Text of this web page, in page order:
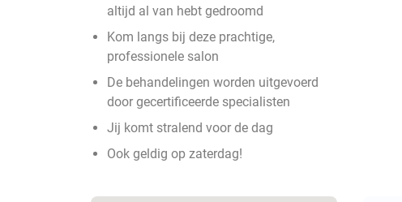
altijd al van hebt gedroomd
Kom langs bij deze prachtige,
professionele salon
De behandelingen worden uitgevoerd
door gecertificeerde specialisten
Jij komt stralend voor de dag
Ook geldig op zaterdag!